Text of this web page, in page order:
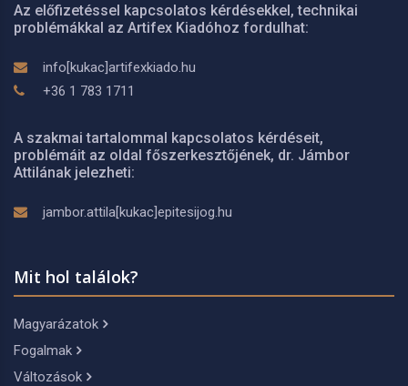
Az előfizetéssel kapcsolatos kérdésekkel, technikai
problémákkal az Artifex Kiadóhoz fordulhat:
info[kukac]artifexkiado.hu
+36 1 783 1711
A szakmai tartalommal kapcsolatos kérdéseit,
problémáit az oldal főszerkesztőjének, dr. Jámbor
Attilának jelezheti:
jambor.attila[kukac]epitesijog.hu
Mit hol találok?
Magyarázatok
Fogalmak
Változások